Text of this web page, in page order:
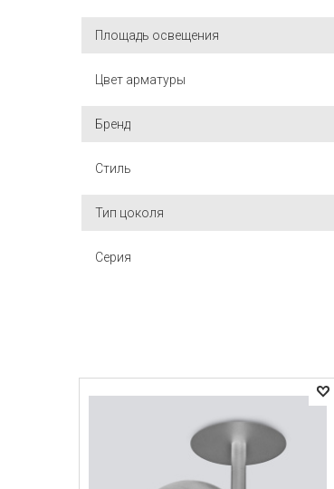
Площадь освещения
Цвет арматуры
Бренд
Стиль
Тип цоколя
Серия